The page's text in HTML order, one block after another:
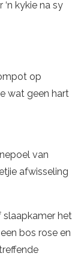
kykie na sy
op
wat geen hart
van
afwisseling
slaapkamer het
bos rose en